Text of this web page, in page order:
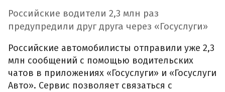
Российские водители 2,3 млн раз
предупредили друг друга через «Госуслуги»
Российские автомобилисты отправили уже 2,3
млн сообщений с помощью водительских
чатов в приложениях «Госуслуги» и «Госуслуги
Авто». Сервис позволяет связаться с